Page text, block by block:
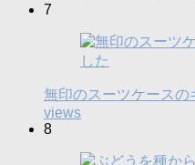
7
無印のスーツケースの
views
8